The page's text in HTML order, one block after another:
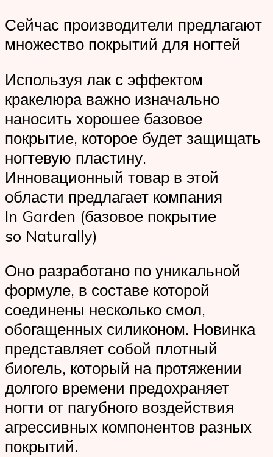
Сейчас производители предлагают
множество покрытий для ногтей
Используя лак с эффектом
кракелюра важно изначально
наносить хорошее базовое
покрытие, которое будет защищать
ногтевую пластину.
Инновационный товар в этой
области предлагает компания
In Garden (базовое покрытие
so Naturally)
Оно разработано по уникальной
формуле, в составе которой
соединены несколько смол,
обогащенных силиконом. Новинка
представляет собой плотный
биогель, который на протяжении
долгого времени предохраняет
ногти от пагубного воздействия
агрессивных компонентов разных
покрытий.